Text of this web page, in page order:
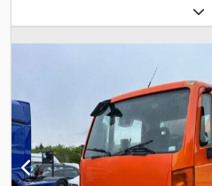
, első
hossza:5 000 mm, rakodótér
Felszereltség:ABS, elektronikus
, 3 személyes,
sebességváltó, fordulatszámmérő,
ablakemelők, ikerkerekek, fényhíd,
tolótálca, szerszámosláda, teljes
2.090 mm, teljes magasság: kb.
saját tömeg: 3.480 kg, hasznos
értékesítés és hibák jogát